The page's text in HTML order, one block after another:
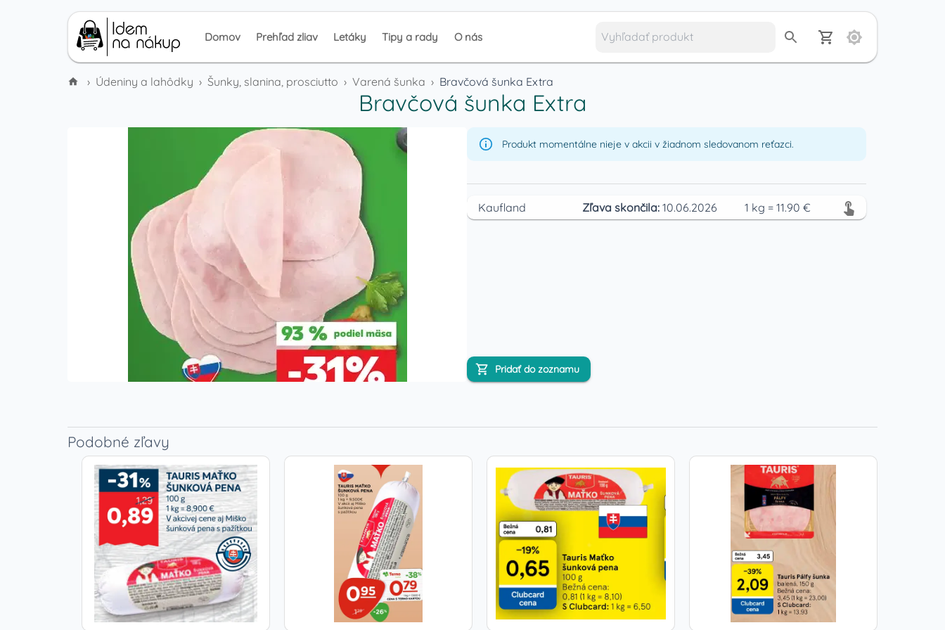
Domov Prehľad zliav Letáky Tipy a rady O nás
› Údeniny a lahôdky › Šunky, slanina, prosciutto › Varená šunka › Bravčová šunka Extra
Bravčová šunka Extra
Produkt momentálne nieje v akcii v žiadnom sledovanom reťazci.
Kaufland Zľava skončila:10.06.2026 1 kg = 11.90 €
Pridať do zoznamu
Podobné zľavy